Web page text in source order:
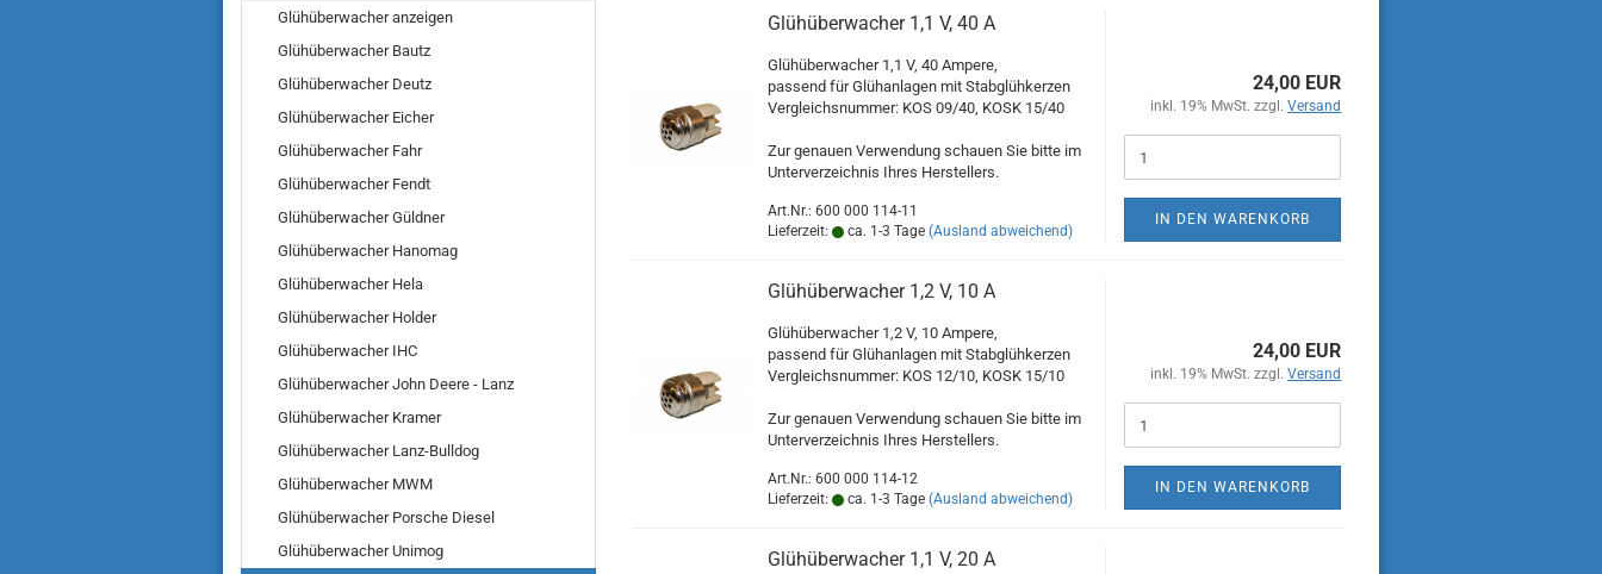
Glühüberwacher 1,1 V, 40 A
Glühüberwacher 1,1 V, 40 Ampere,
passend für Glühanlagen mit Stabglühkerzen
Vergleichsnummer: KOS 09/40, KOSK 15/40
Zur genauen Verwendung schauen Sie bitte im
Unterverzeichnis Ihres Herstellers.
Art.Nr.: 600 000 114-11
Lieferzeit:
ca. 1-3 Tage (Ausland abweichend)
24,00 EUR
inkl. 19% MwSt. zzgl.Versand
IN DEN WARENKORB
Glühüberwacher 1,2 V, 10 A
Glühüberwacher 1,2 V, 10 Ampere,
passend für Glühanlagen mit Stabglühkerzen
Vergleichsnummer: KOS 12/10, KOSK 15/10
Zur genauen Verwendung schauen Sie bitte im
Unterverzeichnis Ihres Herstellers.
Art.Nr.: 600 000 114-12
Lieferzeit:
ca. 1-3 Tage (Ausland abweichend)
24,00 EUR
inkl. 19% MwSt. zzgl.Versand
IN DEN WARENKORB
Glühüberwacher 1,1 V, 20 A
Glühüberwacher anzeigen
Glühüberwacher Bautz
Glühüberwacher Deutz
Glühüberwacher Eicher
Glühüberwacher Fahr
Glühüberwacher Fendt
Glühüberwacher Güldner
Glühüberwacher Hanomag
Glühüberwacher Hela
Glühüberwacher Holder
Glühüberwacher IHC
Glühüberwacher John Deere - Lanz
Glühüberwacher Kramer
Glühüberwacher Lanz-Bulldog
Glühüberwacher MWM
Glühüberwacher Porsche Diesel
Glühüberwacher Unimog